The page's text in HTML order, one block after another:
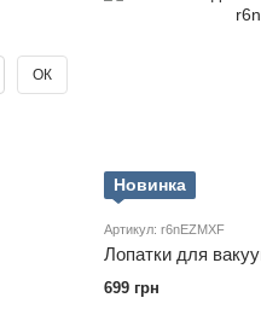
Новинка
Артикул: r6nEZMXF
Лопатки для
699 грн
ОК